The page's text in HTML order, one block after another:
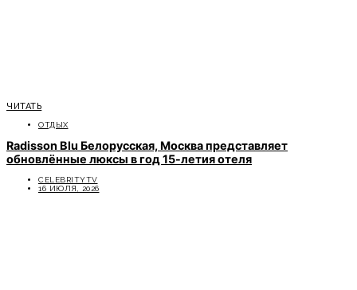
ЧИТАТЬ
ОТДЫХ
Radisson Blu Белорусская, Москва представляет
обновлённые люксы в год 15-летия отеля
CELEBRITYTV
16 ИЮЛЯ, 2026